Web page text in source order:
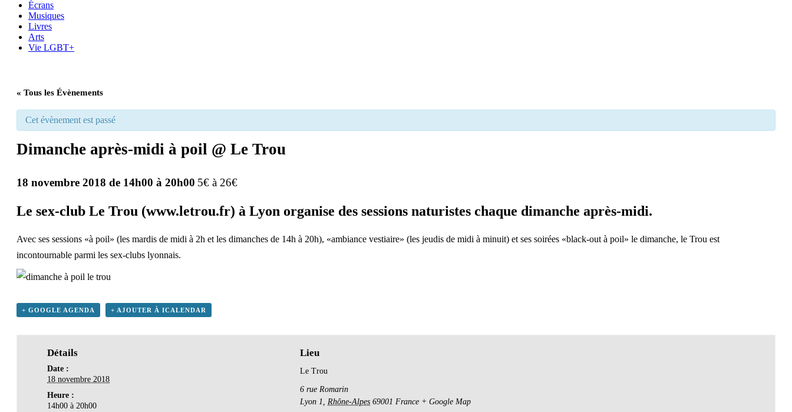
Écrans
Musiques
Livres
Arts
Vie LGBT+
« Tous les Évènements
Cet évènement est passé
Dimanche après-midi à poil @ Le Trou
18 novembre 2018 de 14h00 à 20h00 5€ à 26€
Le sex-club Le Trou (www.letrou.fr) à Lyon organise des sessions naturistes chaque dimanche après-midi.
Avec ses sessions «à poil» (les mardis de midi à 2h et les dimanches de 14h à 20h), «ambiance vestiaire» (les jeudis de midi à minuit) et ses soirées «black-out à poil» le dimanche, le Trou est
incontournable parmi les sex-clubs lyonnais.
+ GOOGLE AGENDA + AJOUTER À ICALENDAR
Détails
Date :
18 novembre 2018
Heure :
14h00 à 20h00
Lieu
Le Trou
6 rue Romarin
Lyon 1
Rhône-Alpes 69001 France + Google Map